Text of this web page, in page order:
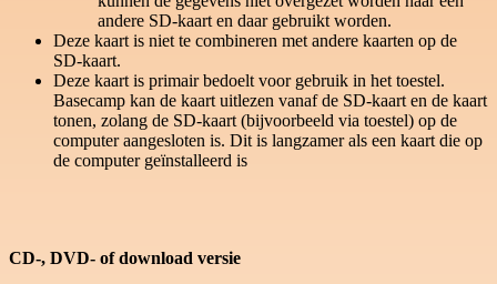
andere SD-kaart en daar gebruikt worden.
Deze kaart is niet te combineren met andere kaarten op de
SD-kaart.
Deze kaart is primair bedoelt voor gebruik in het toestel.
Basecamp kan de kaart uitlezen vanaf de SD-kaart en de kaart
tonen, zolang de SD-kaart (bijvoorbeeld via toestel) op de
computer aangesloten is. Dit is langzamer als een kaart die op
de computer geïnstalleerd is
CD-, DVD- of download versie